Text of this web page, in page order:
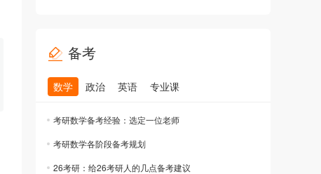
备考
数学 政治 英语 专业课
考研数学备考经验：选定一位老师
考研数学各阶段备考规划
26考研：给26考研人的几点备考建议